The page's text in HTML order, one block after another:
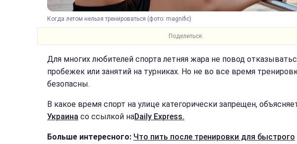
Когда летом нельзя тренироваться (фото: magnific)
Поделиться:
Для многих любителей спорта летняя жара не повод
пробежек или занятий на турниках. Но не во все время
безопасны.
В какое время спорт на улице категорически запрещен,
Украина со ссылкой наDaily Express.
Больше интересного: Что пить после тренировки для быстрого